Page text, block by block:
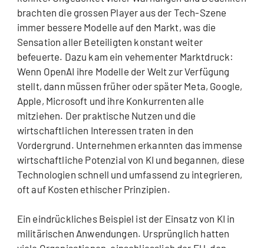
brachten die grossen Player aus der Tech-Szene
immer bessere Modelle auf den Markt, was die
Sensation aller Beteiligten konstant weiter
befeuerte. Dazu kam ein vehementer Marktdruck:
Wenn OpenAI ihre Modelle der Welt zur Verfügung
stellt, dann müssen früher oder später Meta, Google,
Apple, Microsoft und ihre Konkurrenten alle
mitziehen. Der praktische Nutzen und die
wirtschaftlichen Interessen traten in den
Vordergrund. Unternehmen erkannten das immense
wirtschaftliche Potenzial von KI und begannen, diese
Technologien schnell und umfassend zu integrieren,
oft auf Kosten ethischer Prinzipien.
Ein eindrückliches Beispiel ist der Einsatz von KI in
militärischen Anwendungen. Ursprünglich hatten